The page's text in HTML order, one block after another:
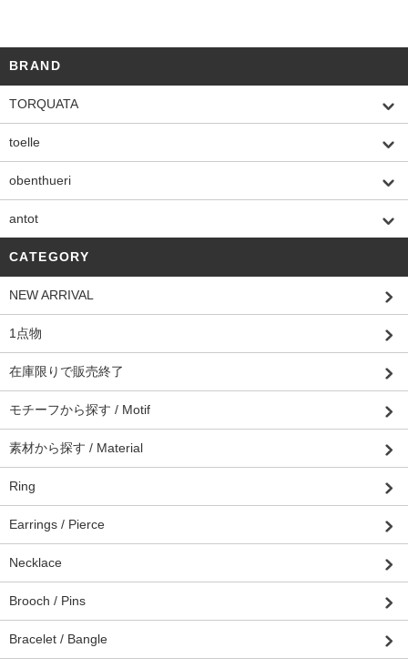
BRAND
TORQUATA
toelle
obenthueri
antot
CATEGORY
NEW ARRIVAL
1点物
在庫限りで販売終了
モチーフから探す / Motif
素材から探す / Material
Ring
Earrings / Pierce
Necklace
Brooch / Pins
Bracelet / Bangle